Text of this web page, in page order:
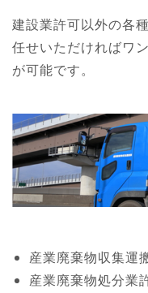
建設業許可以外の各
任せいただければワ
が可能です。
産業廃棄物収集運
産業廃棄物処分業